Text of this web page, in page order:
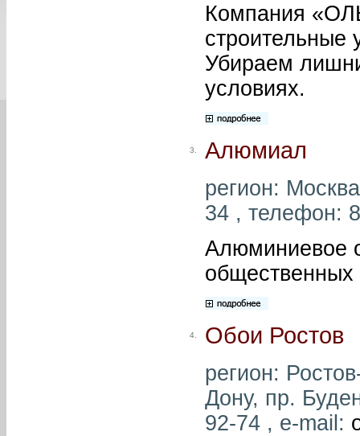
Компания
строительные
Убираем
условиях.
3. Алюмиал
регион:
34 , телефон:
Алюминиевое
общественных
4. Обои Ростов
регион:
Дону, пр.
92-74 , e-mail: